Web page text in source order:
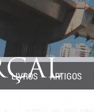
LIVROS ARTIGOS